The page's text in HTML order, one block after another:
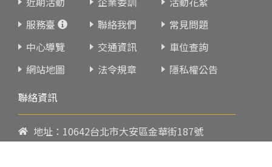
服務臺
聯絡我們
常見問題
中心導覽
交通資訊
車位查詢
網站地圖
法令規章
隱私權公告
聯絡資訊
地址：10642台北市大安區金華街187號